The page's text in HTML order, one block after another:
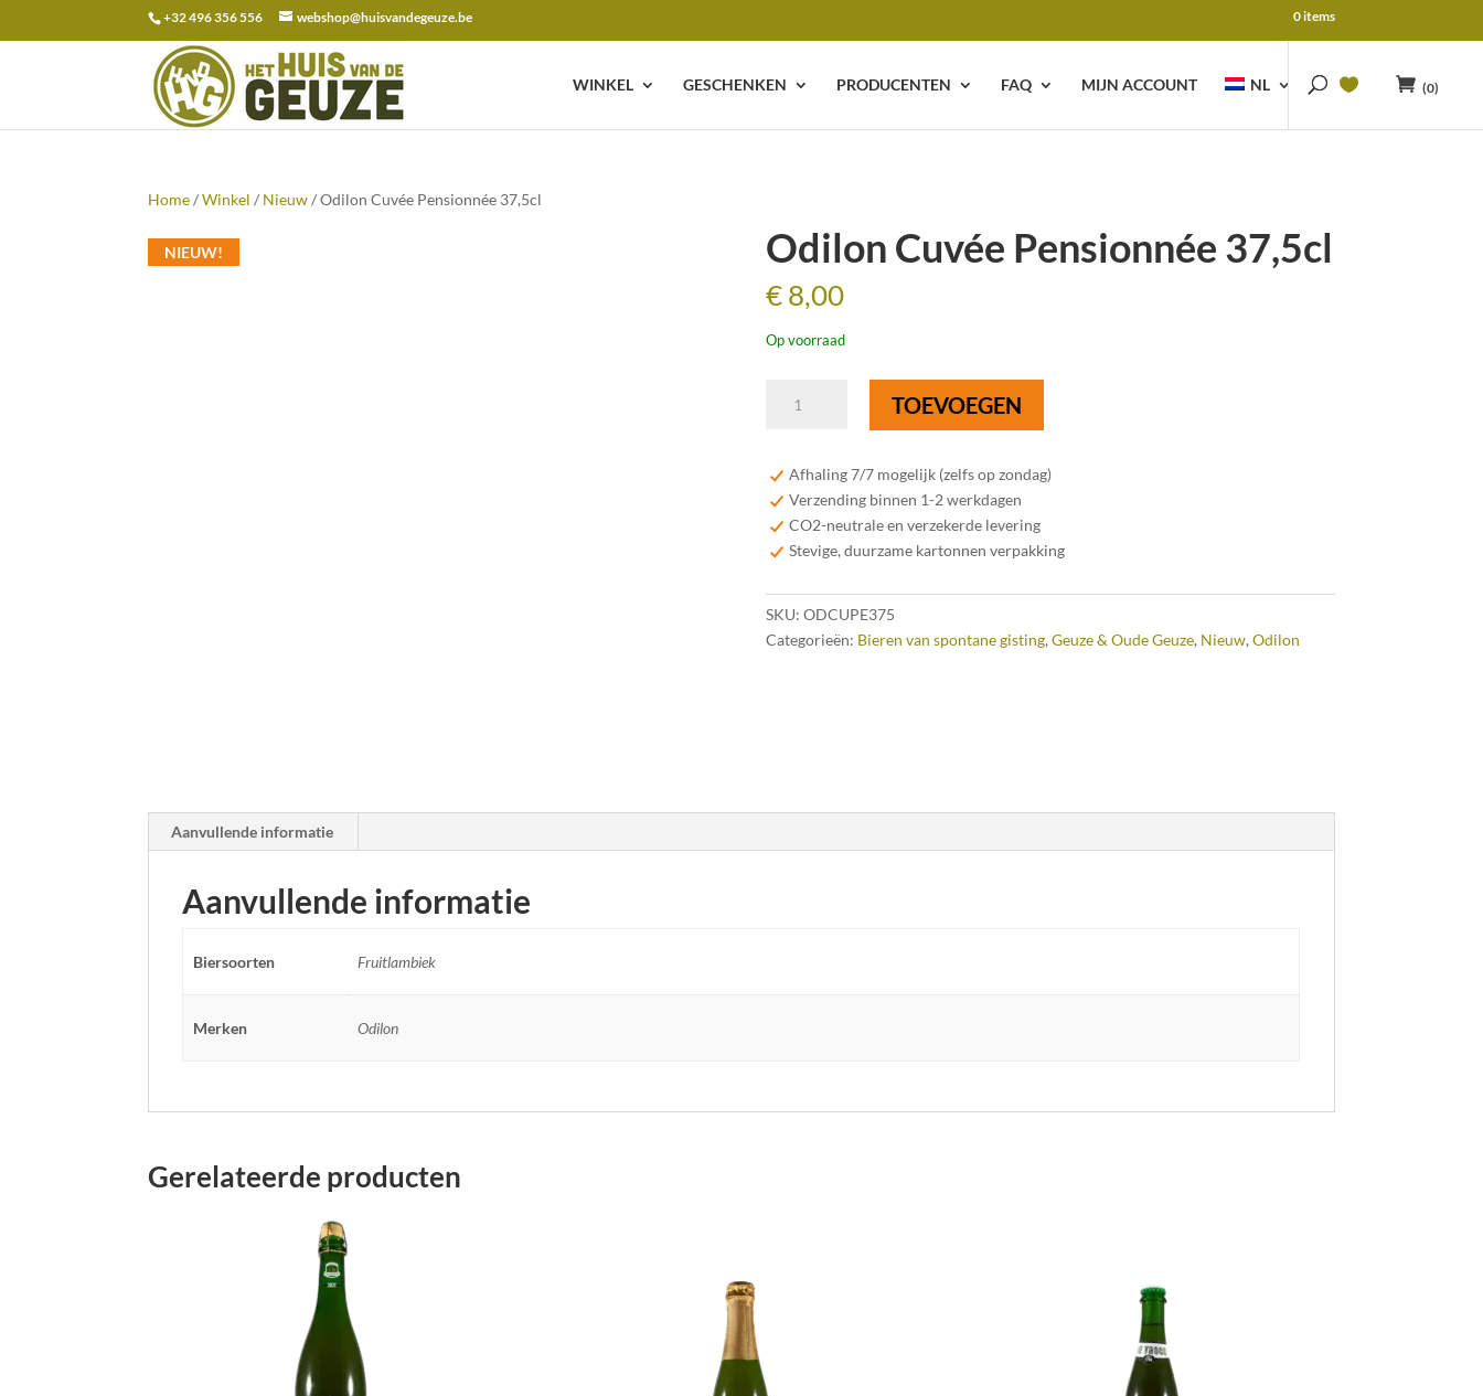
+32 496 356 556 webshop@huisvandegeuze.be 0 items
WINKEL GESCHENKEN PRODUCENTEN FAQ MIJN ACCOUNT NL (0)
Zoeken
naar:
Home/Winkel / Nieuw/ Odilon Cuvée Pensionnée 37,5cl
NIEUW! Odilon Cuvée Pensionnée 37,5cl
€8,00
Op voorraad
Cuvée
37,5cl
aantal
TOEVOEGEN
Afhaling 7/7 mogelijk (zelfs op zondag)
Verzending binnen 1-2 werkdagen
CO2-neutrale en verzekerde levering
Stevige, duurzame kartonnen verpakking
SKU: ODCUPE375
Categorieën: Bieren van spontane gisting, Geuze & Oude Geuze, Nieuw, Odilon
Aanvullende informatie
Aanvullende informatie
Biersoorten Fruitlambiek
Merken Odilon
Gerelateerde producten